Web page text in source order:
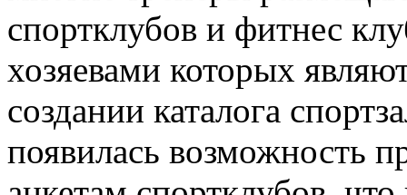
спортклубов и фитнес
хозяевами которых
создании каталога
появилась возможность